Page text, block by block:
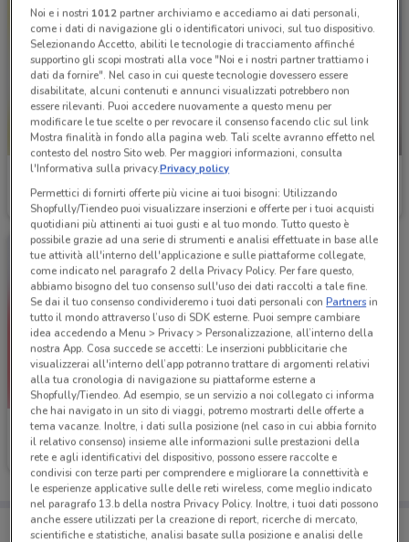
Dem
Scade il 30/09 6.3 km
-4 GIORNI
Scade martedì 6.3 km
Dem
Scade il 30/09 6.3 km
Porta DoveConviene sempre con te!
Noi e i nostri 1012partner archiviamo e accediamo ai dati personali,
come i dati di navigazione gli o identificatori univoci, sul tuo dispositivo.
Selezionando Accetto, abiliti le tecnologie di tracciamento affinché
supportino gli scopi mostrati alla voce "Noi e i nostri partner trattiamo i
dati da fornire". Nel caso in cui queste tecnologie dovessero essere
disabilitate, alcuni contenuti e annunci visualizzati potrebbero non
essere rilevanti. Puoi accedere nuovamente a questo menu per
modificare le tue scelte o per revocare il consenso facendo clic sul link
Mostra finalità in fondo alla pagina web. Tali scelte avranno effetto nel
contesto del nostro Sito web. Per maggiori informazioni, consulta
l'Informativa sulla privacy.Privacy policy
Permettici di fornirti offerte più vicine ai tuoi bisogni: Utilizzando
Shopfully/Tiendeo puoi visualizzare inserzioni e offerte per i tuoi acquisti
quotidiani più attinenti ai tuoi gusti e al tuo mondo. Tutto questo è
possibile grazie ad una serie di strumenti e analisi effettuate in base alle
tue attività all'interno dell'applicazione e sulle piattaforme collegate,
come indicato nel paragrafo 2 della Privacy Policy. Per fare questo,
abbiamo bisogno del tuo consenso sull'uso dei dati raccolti a tale fine.
Se dai il tuo consenso condivideremo i tuoi dati personali conPartnersin
tutto il mondo attraverso l’uso di SDK esterne. Puoi sempre cambiare
idea accedendo a Menu > Privacy > Personalizzazione, all’interno della
nostra App. Cosa succede se accetti: Le inserzioni pubblicitarie che
visualizzerai all'interno dell’app potranno trattare di argomenti relativi
alla tua cronologia di navigazione su piattaforme esterne a
Shopfully/Tiendeo. Ad esempio, se un servizio a noi collegato ci informa
che hai navigato in un sito di viaggi, potremo mostrarti delle offerte a
tema vacanze. Inoltre, i dati sulla posizione (nel caso in cui abbia fornito
il relativo consenso) insieme alle informazioni sulle prestazioni della
rete e agli identificativi del dispositivo, possono essere raccolte e
condivisi con terze parti per comprendere e migliorare la connettività e
le esperienze applicative sulle delle reti wireless, come meglio indicato
nel paragrafo 13.b della nostra Privacy Policy. Inoltre, i tuoi dati possono
anche essere utilizzati per la creazione di report, ricerche di mercato,
scientifiche e statistiche, analisi basate sulla posizione e analisi delle